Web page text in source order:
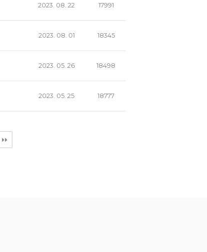
2023. 08. 22 17991
2023. 08. 01 18345
2023. 05. 26 18498
2023. 05. 25 18777